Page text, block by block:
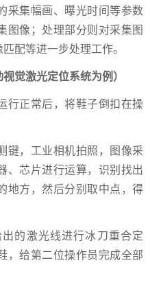
采集幅画、曝光时间等参数
图像；处理部分则对采集图
配等进一步处理工作。
觉激光定位系统为例）
行正常后，将鞋子倒扣在操
键，工业相机拍照，图像采
、芯片进行运算，识别找出
地方，然后分别取中点，得
的激光线进行冰刀重合定
，给第二位操作员完成全部